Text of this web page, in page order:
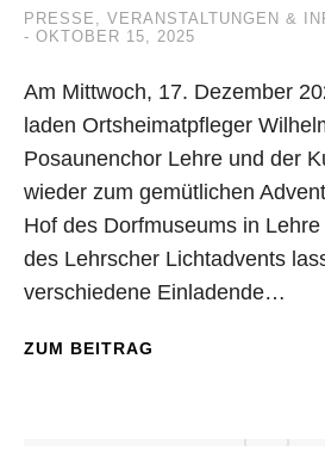
PRESSE , VERANSTALTUNGEN &
OKTOBER 15, 2025
Am Mittwoch, 17. Dezember
laden Ortsheimatpfleger
Posaunenchor Lehre und der
wieder zum gemütlichen
Hof des Dorfmuseums in
des Lehrscher Lichtadvents
verschiedene Einladende…
ZUM BEITRAG